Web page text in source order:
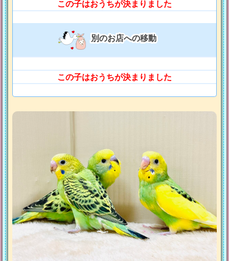
この子はおうちが決まりました
別のお店への移動
この子はおうちが決まりました